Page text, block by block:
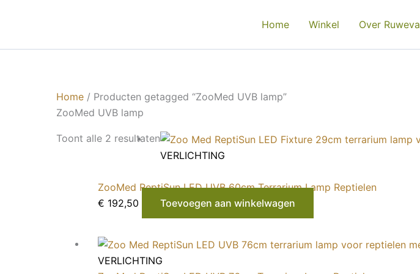
Home Winkel Over Ruweva
Home / Producten getagged “ZooMed UVB lamp”
ZooMed UVB lamp
Toont alle 2 resultaten
VERLICHTING
ZooMed ReptiSun LED UVB 60cm Terrarium Lamp Reptielen
€ 192,50 Toevoegen aan winkelwagen
VERLICHTING